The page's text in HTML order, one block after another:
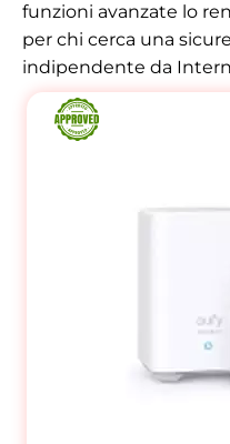
funzioni avanzate lo
per chi cerca una
indipendente da